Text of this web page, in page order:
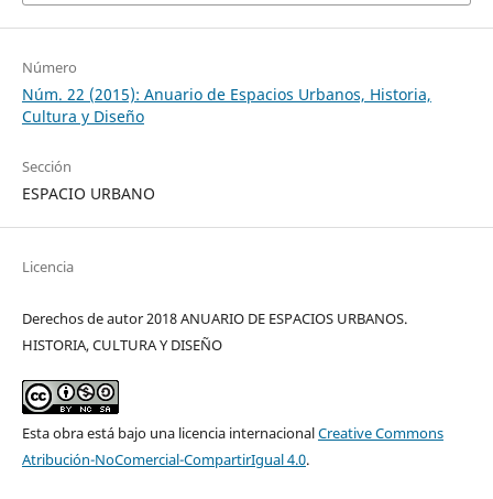
Número
Núm. 22 (2015): Anuario de Espacios Urbanos, Historia,
Cultura y Diseño
Sección
ESPACIO URBANO
Licencia
Derechos de autor 2018 ANUARIO DE ESPACIOS URBANOS.
HISTORIA, CULTURA Y DISEÑO
Esta obra está bajo una licencia internacionalCreative Commons
Atribución-NoComercial-CompartirIgual 4.0.